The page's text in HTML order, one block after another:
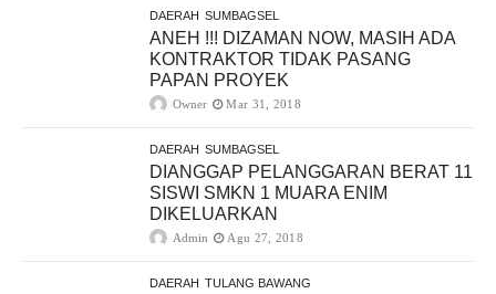
DAERAH SUMBAGSEL
ANEH !!! DIZAMAN NOW, MASIH ADA
KONTRAKTOR TIDAK PASANG
PAPAN PROYEK
Owner Mar 31, 2018
DAERAH SUMBAGSEL
DIANGGAP PELANGGARAN BERAT 11
SISWI SMKN 1 MUARA ENIM
DIKELUARKAN
Admin Agu 27, 2018
DAERAH TULANG BAWANG